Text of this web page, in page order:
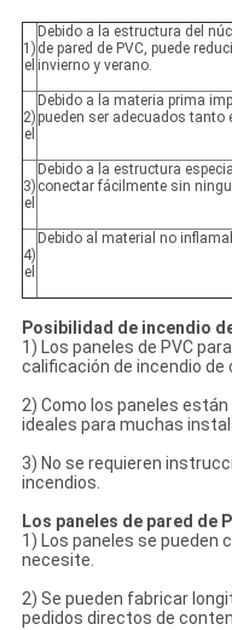
1)
el
Debido a la estructura del
de pared de PVC, puede
invierno y verano.
2)
el
Debido a la materia prima
pueden ser adecuados
3)
el
Debido a la estructura
conectar fácilmente sin
4)
el
Debido al material no
Posibilidad de incendio
1) Los paneles de PVC
calificación de incendio de
2) Como los paneles
ideales para muchas
3) No se requieren
incendios.
Los paneles de pared de
1) Los paneles se pueden
necesite.
2) Se pueden fabricar
pedidos directos de